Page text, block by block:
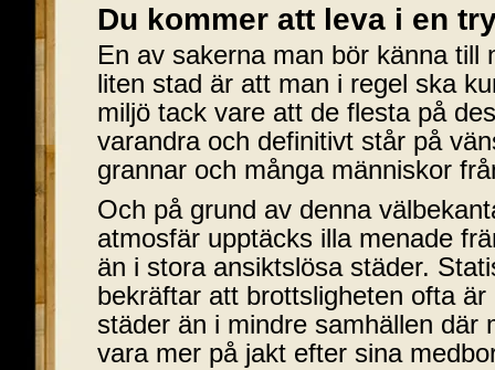
Du kommer att leva i en
En av sakerna man bör känna till
liten stad är att man i regel ska
miljö tack vare att de flesta på
varandra och definitivt står på
grannar och många människor
Och på grund av denna
atmosfär upptäcks illa menade
än i stora ansiktslösa städer.
bekräftar att brottsligheten ofta
städer än i mindre samhällen där
vara mer på jakt efter sina